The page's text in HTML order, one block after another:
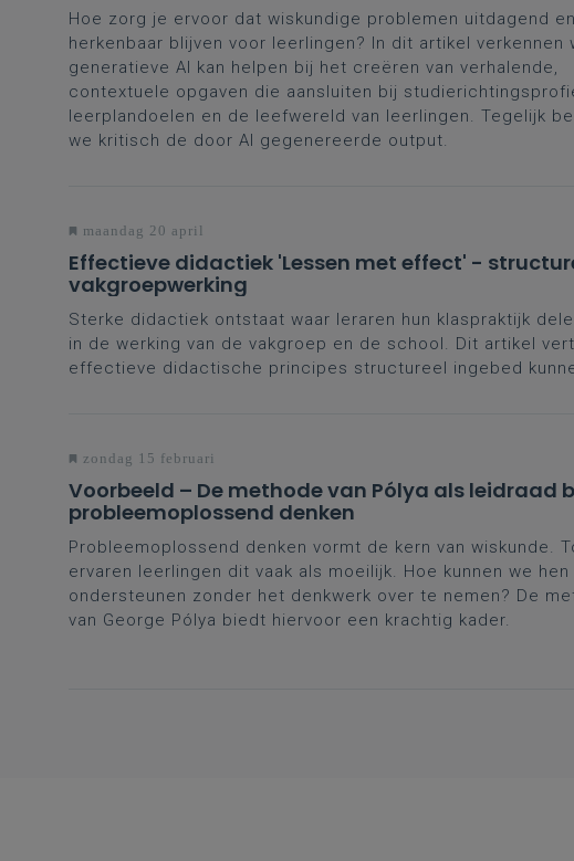
Hoe zorg je ervoor dat wiskundige problemen uitdagend en
herkenbaar blijven voor leerlingen? In dit artikel verkennen
generatieve AI kan helpen bij het creëren van verhalende,
contextuele opgaven die aansluiten bij
leerplandoelen en de leefwereld van leerlingen. Tegelijk
we kritisch de door AI gegenereerde output.
maandag 20 april
Effectieve didactiek 'Lessen met effect' -
vakgroepwerking
Sterke didactiek ontstaat waar leraren hun klaspraktijk
in de werking van de vakgroep en de school. Dit artikel
effectieve didactische principes structureel ingebed
zondag 15 februari
Voorbeeld – De methode van Pólya als leidraad
probleemoplossend denken
Probleemoplossend denken vormt de kern van wiskunde.
ervaren leerlingen dit vaak als moeilijk. Hoe kunnen we hen
ondersteunen zonder het denkwerk over te nemen? De
van George Pólya biedt hiervoor een krachtig kader.